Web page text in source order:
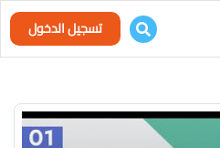
تسجيل الدخول